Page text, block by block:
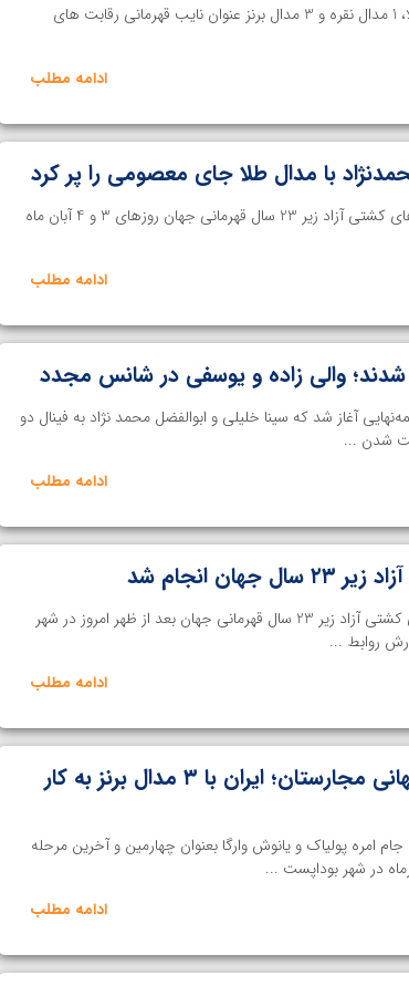
خانه کشتی | تیم ایران با کسب 2 مدال طلا، 1 مدال نقره و 3 مدال برنز عنوان نایب قهرمانی رقابت های
ادامه مطلب
با مدال طلا جای معصومی را پر کرد
خانه کشتی | مسابقات 4 وزن دوم رقابت های کشتی آزاد زیر 23 سال قهرمانی جهان روزهای 3 و 4 آبان ماه
ادامه مطلب
والی‌ زاده و یوسفی در شانس مجدد
۱۸:۳۰ کشتی‌های نیمه‌نهایی آغاز شد که سینا خلیلی و ابوالفضل محمد نژاد به فینال دو
ادامه مطلب
انجام شد
خانه کشتی | مراسم قرعه کشی رقابت های کشتی آزاد زیر 23 سال قهرمانی جهان بعد از ظهر امروز در شهر
روابط ...
ادامه مطلب
کشتی آزاد رنکینگ اتحادیه جهانی مجارستان؛ ایران با ۳ مدال برنز به کار
امره پولیاک و یانوش وارگا بعنوان چهارمین و آخرین مرحله
ادامه مطلب
ویدیو؛ صعود حسن یزدانی به فینال المپیک با برتری مقابل